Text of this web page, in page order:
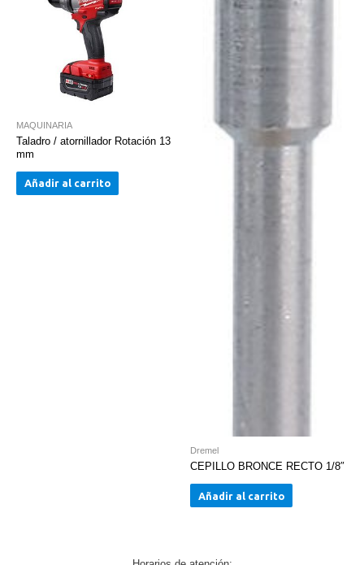
MAQUINARIA
Taladro / atornillador Rotación 13
mm
Añadir al carrito
Dremel
CEPILLO BRONCE RECTO 1/8″
Añadir al carrito